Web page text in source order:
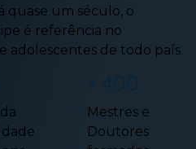
quase um século, o
é referência no
adolescentes de todo país.
+ 400
Mestres e
Doutores